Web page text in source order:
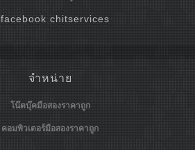
facebook chitservices
จำหน่าย
โน๊ตบุ๊คมือสองราคาถูก
คอมพิวเตอร์มือสองราคาถูก